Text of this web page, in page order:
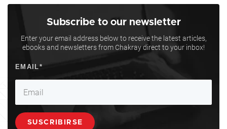
Subscribe to our newsletter
Enter your email address below to receive the latest articles,
ebooks and newsletters from Chakray direct to your inbox!